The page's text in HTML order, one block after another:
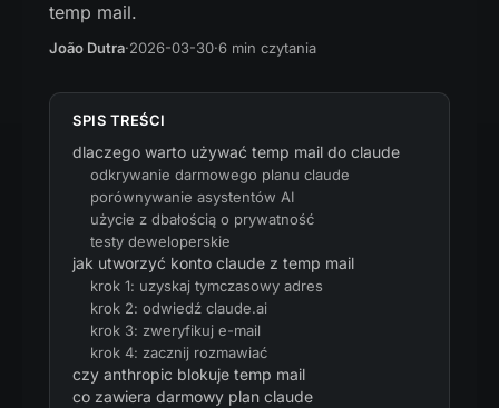
temp mail.
João Dutra·2026-03-30·6 min czytania
SPIS TREŚCI
dlaczego warto używać temp mail do claude
odkrywanie darmowego planu claude
porównywanie asystentów AI
użycie z dbałością o prywatność
testy deweloperskie
jak utworzyć konto claude z temp mail
krok 1: uzyskaj tymczasowy adres
krok 2: odwiedź claude.ai
krok 3: zweryfikuj e-mail
krok 4: zacznij rozmawiać
czy anthropic blokuje temp mail
co zawiera darmowy plan claude